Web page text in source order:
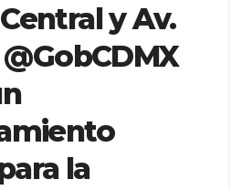
y Av.
la